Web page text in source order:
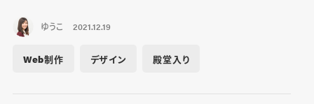
ゆうこ 2021.12.19
Web制作 デザイン 殿堂入り